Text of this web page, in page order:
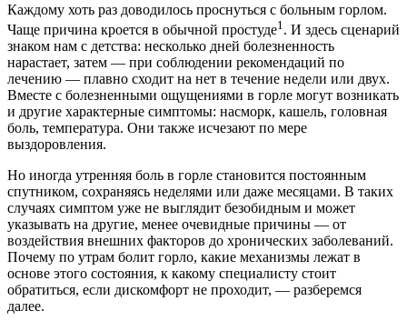
Каждому хоть раз доводилось проснуться с больным горлом.
Чаще причина кроется в обычной простуде1 . И здесь сценарий
знаком нам с детства: несколько дней болезненность
нарастает, затем — при соблюдении рекомендаций по
лечению — плавно сходит на нет в течение недели или двух.
Вместе с болезненными ощущениями в горле могут возникать
и другие характерные симптомы: насморк, кашель, головная
боль, температура. Они также исчезают по мере
выздоровления.
Но иногда утренняя боль в горле становится постоянным
спутником, сохраняясь неделями или даже месяцами. В таких
случаях симптом уже не выглядит безобидным и может
указывать на другие, менее очевидные причины — от
воздействия внешних факторов до хронических заболеваний.
Почему по утрам болит горло, какие механизмы лежат в
основе этого состояния, к какому специалисту стоит
обратиться, если дискомфорт не проходит, — разберемся
далее.